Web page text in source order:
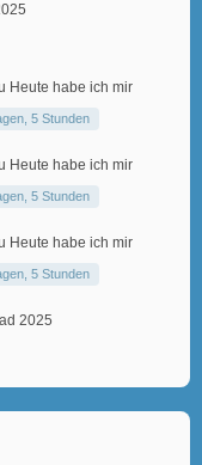
Heute habe ich mir
5 Stunden
Heute habe ich mir
5 Stunden
Heute habe ich mir
5 Stunden
2025